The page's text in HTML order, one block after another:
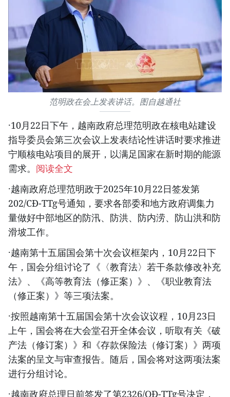
范明政在会上发表讲话。图自越通社
·10月22日下午，越南政府总理范明政在核电站建设
指导委员会第三次会议上发表结论性讲话时要求推进
宁顺核电站项目的展开，以满足国家在新时期的能源
需求。 阅读全文
·越南政府总理范明政于2025年10月22日签发第
202/CĐ-TTg号通知，要求各部委和地方政府调集力
量做好中部地区的防汛、防洪、防内涝、防山洪和防
滑坡工作。
·越南第十五届国会第十次会议框架内，10月22日下
午，国会分组讨论了《〈教育法〉若干条款修改补充
法》、《高等教育法（修正案）》、《职业教育法
（修正案）》等三项法案。
·按照越南第十五届国会第十次会议议程，10月23日
上午，国会将在大会堂召开全体会议，听取有关《破
产法（修订案）》和《存款保险法（修订案）》两项
法案的呈文与审查报告。随后，国会将对这两项法案
进行分组讨论。
·越南政府总理日前签发了第2326/QĐ-TTg号决定，